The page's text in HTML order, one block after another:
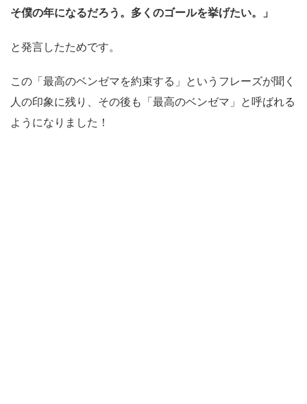
そ僕の年になるだろう。多くのゴールを挙げたい。」
と発言したためです。
この「最高のベンゼマを約束する」というフレーズが聞く
人の印象に残り、その後も「最高のベンゼマ」と呼ばれる
ようになりました！